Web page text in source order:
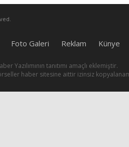
Foto Galeri Reklam Künye
Yazılımının tanıtımı amaçlı eklemiştir.
haber sitesine aittir izinsiz